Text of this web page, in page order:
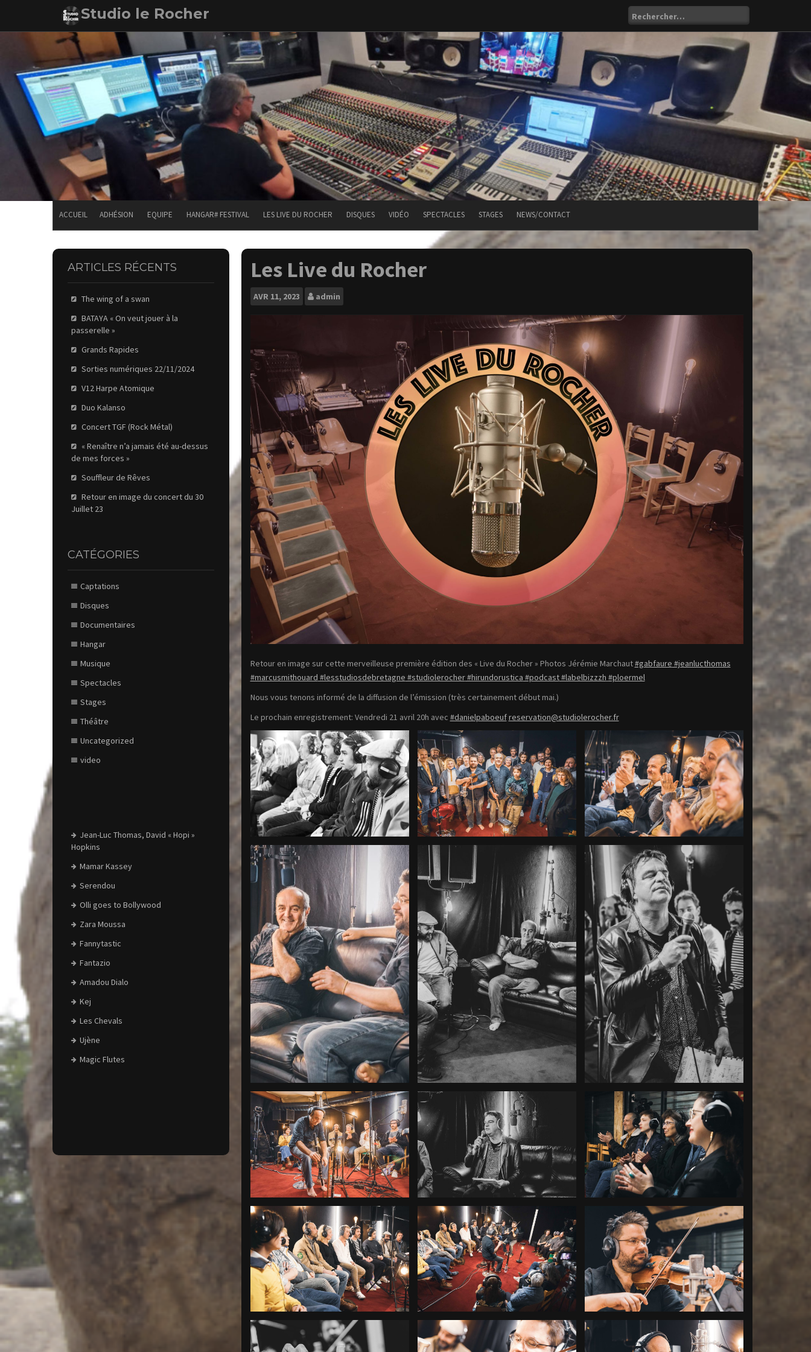
content
Studio le Rocher Rechercher :
ACCUEIL ADHÉSION EQUIPE HANGAR# FESTIVAL LES LIVE DU ROCHER DISQUES VIDÉO SPECTACLES STAGES NEWS/CONTACT
Les Live du Rocher
AVR 11, 2023 admin
Retour en image sur cette merveilleuse première édition des « Live du Rocher » Photos Jérémie Marchaut#gabfaure #jeanlucthomas
#marcusmithouard #lesstudiosdebretagne #studiolerocher#hirundorustica #podcast#labelbizzzh #ploermel
Nous vous tenons informé de la diffusion de l’émission (très certainement début mai.)
Le prochain enregistrement: Vendredi 21 avril 20h avec #danielpaboeufreservation@studiolerocher.fr
ARTICLES RÉCENTS
The wing of a swan
BATAYA « On veut jouer à la
passerelle »
Grands Rapides
Sorties numériques 22/11/2024
V12 Harpe Atomique
Duo Kalanso
Concert TGF (Rock Métal)
« Renaître n’a jamais été au-dessus
de mes forces »
Souffleur de Rêves
Retour en image du concert du 30
Juillet 23
CATÉGORIES
Captations
Disques
Documentaires
Hangar
Musique
Spectacles
Stages
Théâtre
Uncategorized
video
Jean-Luc Thomas, David « Hopi »
Hopkins
Mamar Kassey
Serendou
Olli goes to Bollywood
Zara Moussa
Fannytastic
Fantazio
Amadou Dialo
Kej
Les Chevals
Ujène
Magic Flutes